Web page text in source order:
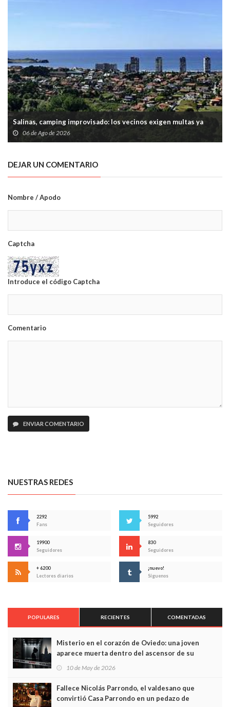
Salinas, camping improvisado: los vecinos exigen multas ya
06 de Ago de 2026
DEJAR UN COMENTARIO
Nombre / Apodo
Captcha
Introduce el código Captcha
Comentario
ENVIAR COMENTARIO
NUESTRAS REDES
2292
Fans
5992
Seguidores
19900
Seguidores
830
Seguidores
+ 6200
Lectores diarios
¡nuevo!
Síguenos
POPULARES RECIENTES COMENTADAS
Misterio en el corazón de Oviedo: una joven
aparece muerta dentro del ascensor de su
edificio y las cámaras captan sus últimos minutos
10 de May de 2026
Fallece Nicolás Parrondo, el valdesano que
convirtió Casa Parrondo en un pedazo de